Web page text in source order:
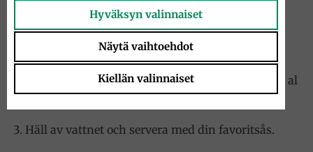
Anvisningar för användning:
Koka rikligt med saltat vatten.
Tillsätt pasta och koka i7–9 minuter
tills den är al
dente.
Häll av vattnet och servera med din favoritsås.
Hyväksyn valinnaiset
Näytä vaihtoehdot
Kiellän valinnaiset